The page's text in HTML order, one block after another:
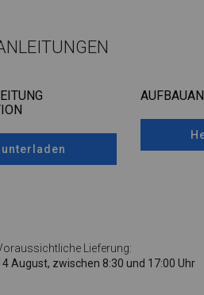
Lieferung:
August, zwischen 8:30 und 17:00 Uhr